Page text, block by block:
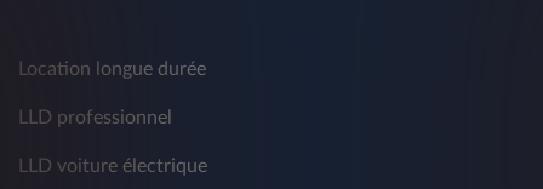
Location longue durée
LLD professionnel
LLD voiture électrique